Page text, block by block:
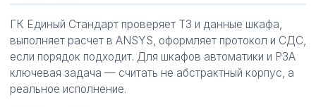
ГК Единый Стандарт проверяет ТЗ и данные шкафа,
выполняет расчет в ANSYS, оформляет протокол и СДС,
если порядок подходит. Для шкафов автоматики и РЗА
ключевая задача — считать не абстрактный корпус, а
реальное исполнение.